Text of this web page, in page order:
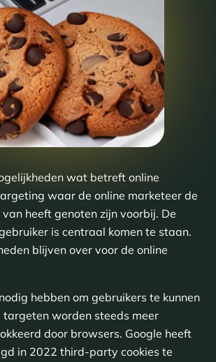
wat betreft online
waar de online marketeer de
heeft genoten zijn voorbij. De
is centraal komen te staan.
blijven over voor de online
hebben om gebruikers te kunnen
targeten worden steeds meer
door browsers. Google heeft
in 2022 third-party cookies te